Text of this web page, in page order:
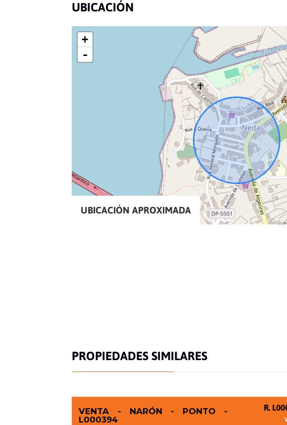
UBICACIÓN
+
-
UBICACIÓN APROXIMADA
PROPIEDADES SIMILARES
VENTA - NARÓN - PONTO -
L000394
R.